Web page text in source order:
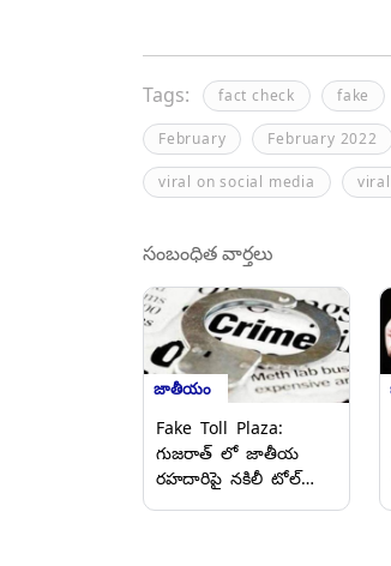
Tags: fact check fake
February February 2022
viral on social media
సంబంధిత వార్తలు
జాతీయం
Fake Toll Plaza:
గుజరాత్‌ లో జాతీయ
రహదారిపై నకిలీ టోల్‌